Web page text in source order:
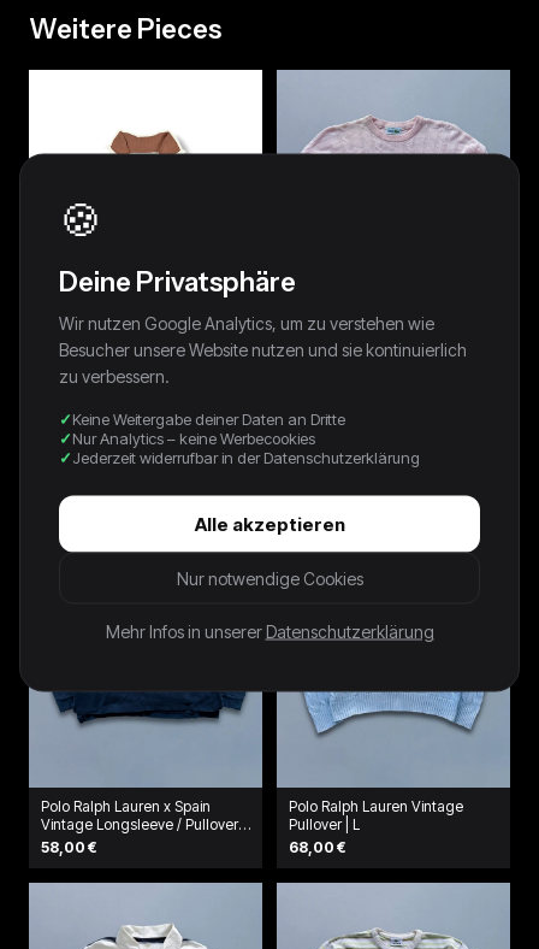
Weitere Pieces
Strickpullover (S)
39,99 €
58,00 €
Polo Ralph Lauren x Spain
Vintage Longsleeve / Pullover
| M
58,00 €
Polo Ralph Lauren Vintage
Pullover | L
68,00 €
🍪
Deine Privatsphäre
Wir nutzen Google Analytics, um zu verstehen wie
Besucher unsere Website nutzen und sie kontinuierlich
zu verbessern.
Keine Weitergabe deiner Daten an Dritte
Nur Analytics – keine Werbecookies
Jederzeit widerrufbar in der Datenschutzerklärung
Alle akzeptieren
Nur notwendige Cookies
Mehr Infos in unserer Datenschutzerklärung